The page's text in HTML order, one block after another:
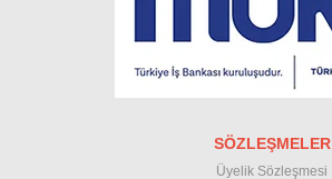
SÖZLEŞMELER
Üyelik Sözleşmesi